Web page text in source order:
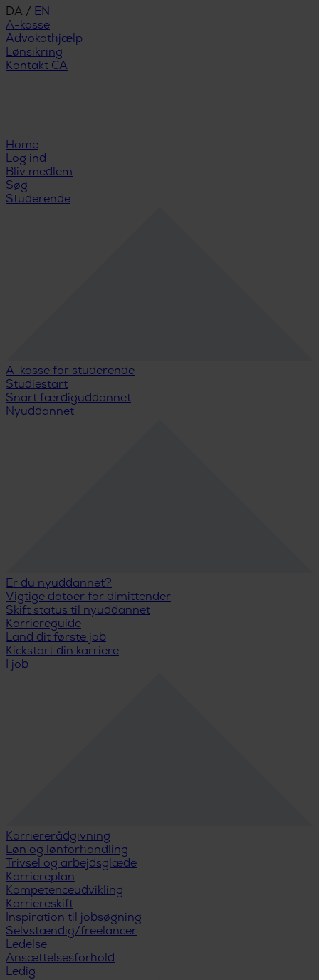
DA / EN
A-kasse
Advokathjælp
Lønsikring
Kontakt CA
Home
Log ind
Bliv medlem
Søg
Studerende
A-kasse for studerende
Studiestart
Snart færdiguddannet
Nyuddannet
Er du nyuddannet?
Vigtige datoer for dimittender
Skift status til nyuddannet
Karriereguide
Land dit første job
Kickstart din karriere
I job
Karriererådgivning
Løn og lønforhandling
Trivsel og arbejdsglæde
Karriereplan
Kompetenceudvikling
Karriereskift
Inspiration til jobsøgning
Selvstændig/freelancer
Ledelse
Ansættelsesforhold
Ledig